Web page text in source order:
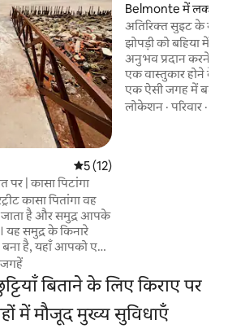
औसत रेटिंग 5 में से 5, 12 समीक्षाएँ
5 (12)
पर | कासा पिटांगा
वह
जाता है और समुद्र आपके
यह समुद्र के किनारे
बना है, यहाँ आपको एक
शांति के साथ-साथ एक
सुईट हैं,
की सुविधा है, साथ ही
के नज़ारों वाली एक
भी है, इसलिए यह
जगहें
Belmonte में लकड़ी
अतिरिक्त सुइट के
झोपड़ी को बहिया में
अनुभव प्रदान करने के
एक वास्तुकार होने के
एक ऐसी जगह में
दक्षिणी तट के
लोकेशन ·परिवार ·
बिताने के लिए किराए पर
में मौजूद मुख्य सुविधाएँ